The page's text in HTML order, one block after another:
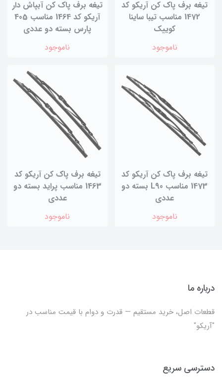
تیغه برف پاک کن آریکو کد
1472 مناسب تیبا ساینا
کوییک
ناموجود
تیغه برف پاک کن آبپاش دار
آریکو کد 1464 مناسب 405
پارس بسته دو عددی
ناموجود
تیغه برف پاک کن آریکو کد
1473 مناسب L90 بسته دو
عددی
ناموجود
تیغه برف پاک کن آریکو کد
1463 مناسب پراید بسته دو
عددی
ناموجود
درباره ما
قطعات اصل، خرید مستقیم — قدرت و دوام با قیمت مناسب در
"آریکو"
دسترسی سریع